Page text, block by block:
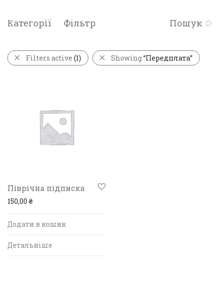
Категорії Фільтр Пошук
Filters active (1) Showing“Передплата”
Піврічна підписка
150,00 ₴
Додати в кошик
Детальніше